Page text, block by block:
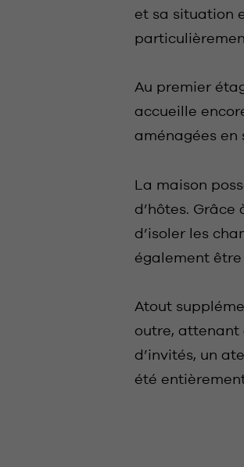
et sa situation
Au premier
accueille
aménagées en
La maison
d’hôtes.
d’isoler les
également
Atout
outre, attenant
d’invités, un
été